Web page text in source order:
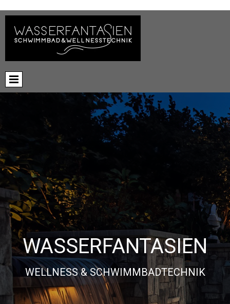
WASSERFANTASIEN
WELLNESS & SCHWIMMBADTECHNIK